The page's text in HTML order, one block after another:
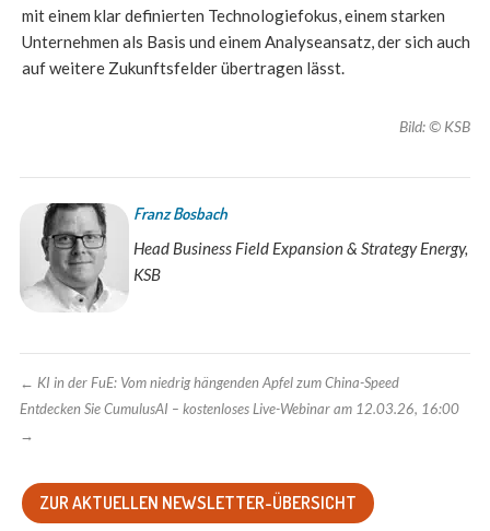
mit einem klar definierten Technologiefokus, einem starken
Unternehmen als Basis und einem Analyseansatz, der sich auch
auf weitere Zukunftsfelder übertragen lässt.
Bild: © KSB
Franz Bosbach
Head Business Field Expansion & Strategy Energy,
KSB
← KI in der FuE: Vom niedrig hängenden Apfel zum China-Speed
Entdecken Sie CumulusAI – kostenloses Live-Webinar am 12.03.26, 16:00
→
ZUR AKTUELLEN NEWSLETTER-ÜBERSICHT